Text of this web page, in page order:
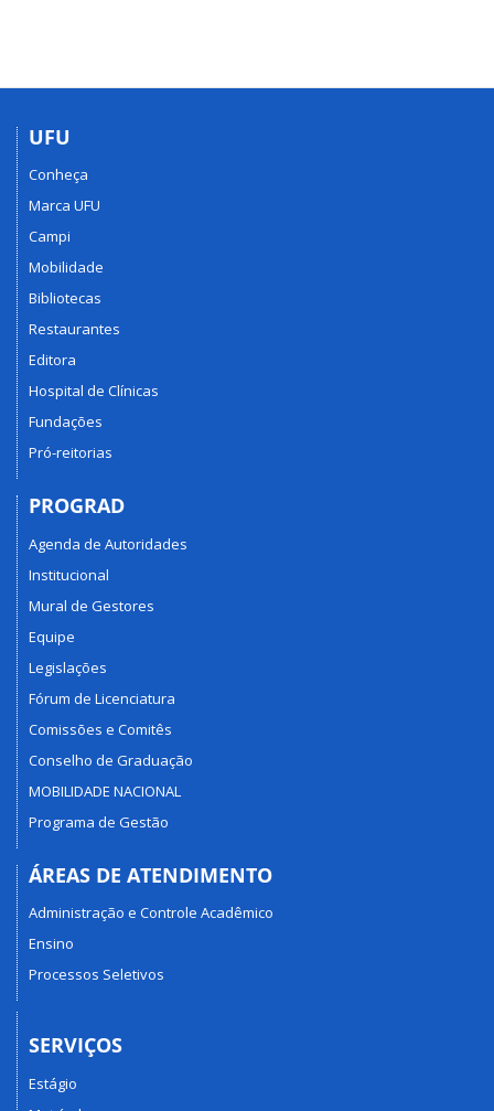
UFU
Conheça
Marca UFU
Campi
Mobilidade
Bibliotecas
Restaurantes
Editora
Hospital de Clínicas
Fundações
Pró-reitorias
PROGRAD
Agenda de Autoridades
Institucional
Mural de Gestores
Equipe
Legislações
Fórum de Licenciatura
Comissões e Comitês
Conselho de Graduação
MOBILIDADE NACIONAL
Programa de Gestão
ÁREAS DE ATENDIMENTO
Administração e Controle Acadêmico
Ensino
Processos Seletivos
SERVIÇOS
Estágio